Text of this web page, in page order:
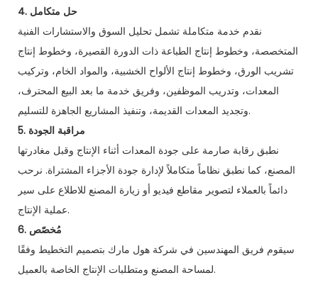
4. حل متكامل
نقدم خدمة متكاملة تشمل تحليل السوق والاستشارات الفنية
المتخصصة، وخطوط إنتاج الطباعة ذات الدورة القصيرة، وخطوط إنتاج
تشريب الورق، وخطوط إنتاج الألواح الخشبية، والمواد الخام، وتركيب
المعدات، وتدريب الموظفين، وفريق خدمة ما بعد البيع المحترف،
وتجديد المعدات القديمة، وتنفيذ المشاريع الجاهزة للتسليم.
5. مراقبة الجودة
نطبق رقابة صارمة على جودة المعدات أثناء الإنتاج وقبل مغادرتها
المصنع، كما نطبق نظاماً متكاملاً لإدارة جودة الأجزاء المشتراة. نرحب
دائماً بالعملاء لتصوير مقاطع فيديو أو زيارة المصنع للاطلاع على سير
عملية الإنتاج.
6. مُخصّص
سيقوم فريق المهندسين في شركة هول مارك بتصميم التخطيط وفقًا
لمساحة المصنع ومتطلبات الإنتاج الخاصة بالعميل.